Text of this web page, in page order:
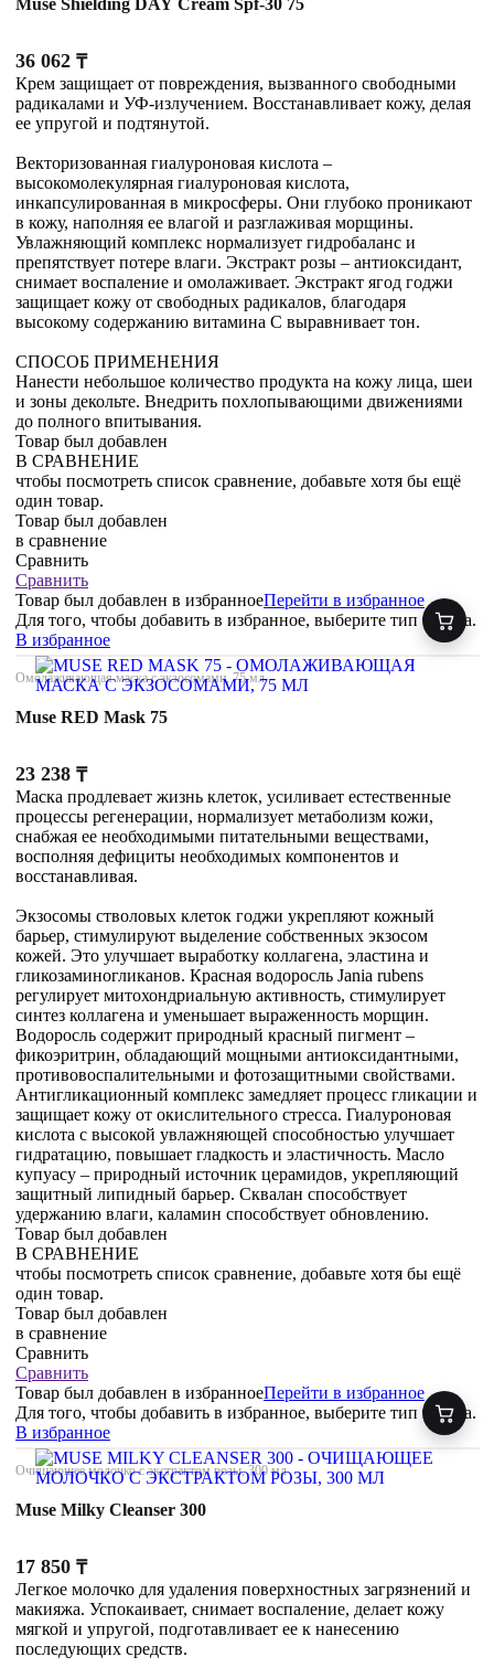
Muse Shielding DAY Cream Spf-30 75
36 062 ₸
Крем защищает от повреждения, вызванного свободными
радикалами и УФ-излучением. Восстанавливает кожу, делая
ее упругой и подтянутой.
Векторизованная гиалуроновая кислота –
высокомолекулярная гиалуроновая кислота,
инкапсулированная в микросферы. Они глубоко проникают
в кожу, наполняя ее влагой и разглаживая морщины.
Увлажняющий комплекс нормализует гидробаланс и
препятствует потере влаги. Экстракт розы – антиоксидант,
снимает воспаление и омолаживает. Экстракт ягод годжи
защищает кожу от свободных радикалов, благодаря
высокому содержанию витамина С выравнивает тон.
СПОСОБ ПРИМЕНЕНИЯ
Нанести небольшое количество продукта на кожу лица, шеи
и зоны декольте. Внедрить похлопывающими движениями
до полного впитывания.
Товар был добавлен
В СРАВНЕНИЕ
чтобы посмотреть список сравнение, добавьте хотя бы ещё
один товар.
Товар был добавлен
в сравнение
Сравнить
Сравнить
Товар был добавлен в избранноеПерейти в избранное
Для того, чтобы добавить в избранное, выберите тип товара.
В избранное
Омолаживающая маска с экзосомами, 75 мл
Muse RED Mask 75
23 238 ₸
Маска продлевает жизнь клеток, усиливает естественные
процессы регенерации, нормализует метаболизм кожи,
снабжая ее необходимыми питательными веществами,
восполняя дефициты необходимых компонентов и
восстанавливая.
Экзосомы стволовых клеток годжи укрепляют кожный
барьер, стимулируют выделение собственных экзосом
кожей. Это улучшает выработку коллагена, эластина и
гликозаминогликанов. Красная водоросль Jania rubens
регулирует митохондриальную активность, стимулирует
синтез коллагена и уменьшает выраженность морщин.
Водоросль содержит природный красный пигмент –
фикоэритрин, обладающий мощными антиоксидантными,
противовоспалительными и фотозащитными свойствами.
Антигликационный комплекс замедляет процесс гликации и
защищает кожу от окислительного стресса. Гиалуроновая
кислота с высокой увлажняющей способностью улучшает
гидратацию, повышает гладкость и эластичность. Масло
купуасу – природный источник церамидов, укрепляющий
защитный липидный барьер. Сквалан способствует
удержанию влаги, каламин способствует обновлению.
Товар был добавлен
В СРАВНЕНИЕ
чтобы посмотреть список сравнение, добавьте хотя бы ещё
один товар.
Товар был добавлен
в сравнение
Сравнить
Сравнить
Товар был добавлен в избранноеПерейти в избранное
Для того, чтобы добавить в избранное, выберите тип товара.
В избранное
Очищающее молочко с экстрактом розы, 300 мл
Muse Milky Cleanser 300
17 850 ₸
Легкое молочко для удаления поверхностных загрязнений и
макияжа. Успокаивает, снимает воспаление, делает кожу
мягкой и упругой, подготавливает ее к нанесению
последующих средств.